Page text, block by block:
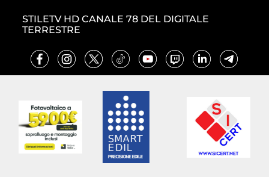
STILETV HD CANALE 78 DEL DIGITALE
TERRESTRE